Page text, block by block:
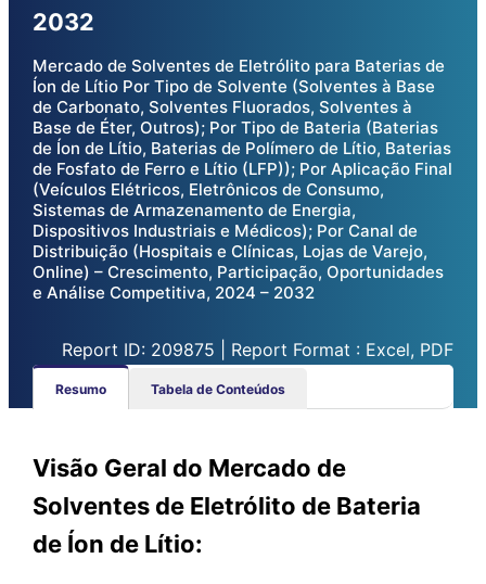
2032
Mercado de Solventes de Eletrólito para Baterias de
Íon de Lítio Por Tipo de Solvente (Solventes à Base
de Carbonato, Solventes Fluorados, Solventes à
Base de Éter, Outros); Por Tipo de Bateria (Baterias
de Íon de Lítio, Baterias de Polímero de Lítio, Baterias
de Fosfato de Ferro e Lítio (LFP)); Por Aplicação Final
(Veículos Elétricos, Eletrônicos de Consumo,
Sistemas de Armazenamento de Energia,
Dispositivos Industriais e Médicos); Por Canal de
Distribuição (Hospitais e Clínicas, Lojas de Varejo,
Online) – Crescimento, Participação, Oportunidades
e Análise Competitiva, 2024 – 2032
Report ID: 209875 | Report Format : Excel, PDF
Resumo Tabela de Conteúdos
Visão Geral do Mercado de
Solventes de Eletrólito de Bateria
de Íon de Lítio: